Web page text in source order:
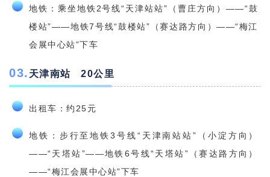
地铁：乘坐地铁2号线“天津站站”（曹庄方向）——“鼓
楼站”——地铁7号线“鼓楼站”（赛达路方向）——“梅江
会展中心站”下车
03. 天津南站 20公里
出租车：约25元
地铁：步行至地铁3号线“天津南站站”（小淀方向）
——“天塔站”——地铁6号线“天塔站”（赛达路方向）
——“梅江会展中心站”下车